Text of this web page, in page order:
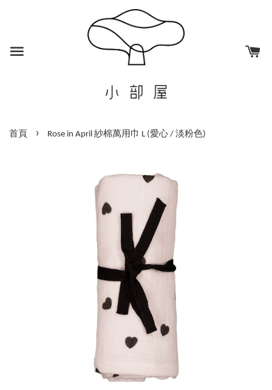
首頁 › Rose in April 紗棉萬用巾 L (愛心 / 淡粉色)